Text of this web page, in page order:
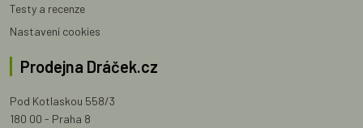
Testy a recenze
Nastavení cookies
Prodejna Dráček.cz
Pod Kotlaskou 558/3
180 00 - Praha 8